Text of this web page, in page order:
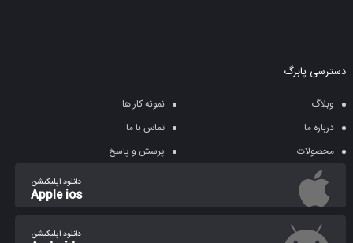
دسترسی پابرگ
وبلاگ
نمونه کار ها
درباره ما
تماس با ما
محصولات
پرسش و پاسخ
دانلود اپلیکیشن
Apple ios
دانلود اپلیکیشن